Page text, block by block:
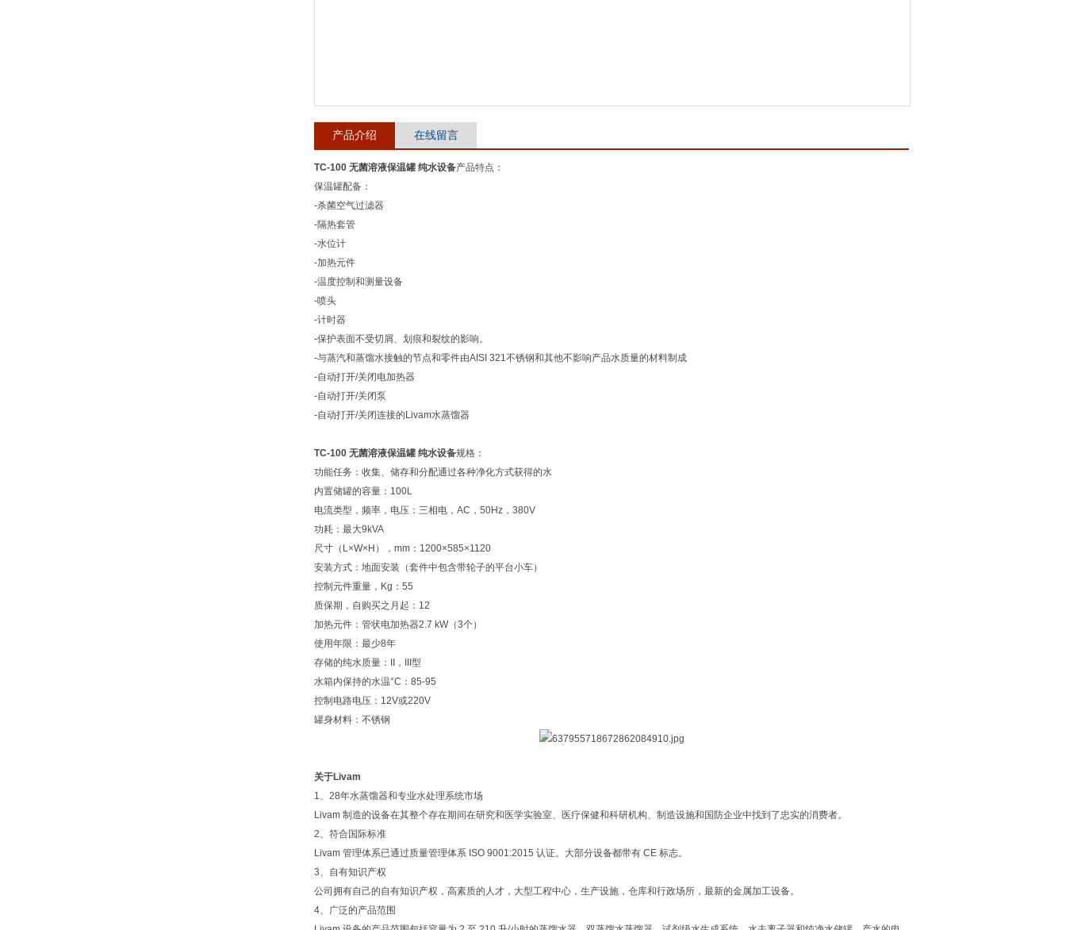
产品介绍 在线留言
TC-100 无菌溶液保温罐 纯水设备产品特点：
保温罐配备：
-杀菌空气过滤器
-隔热套管
-水位计
-加热元件
-温度控制和测量设备
-喷头
-计时器
-保护表面不受切屑、划痕和裂纹的影响。
-与蒸汽和蒸馏水接触的节点和零件由AISI 321不锈钢和其他不影响产品水质量的材料制成
-自动打开/关闭电加热器
-自动打开/关闭泵
-自动打开/关闭连接的Livam水蒸馏器
TC-100 无菌溶液保温罐 纯水设备规格：
功能任务：收集、储存和分配通过各种净化方式获得的水
内置储罐的容量：100L
电流类型，频率，电压：三相电，AC，50Hz，380V
功耗：最大9kVA
尺寸（L×W×H），mm：1200×585×1120
安装方式：地面安装（套件中包含带轮子的平台小车）
控制元件重量，Kg：55
质保期，自购买之月起：12
加热元件：管状电加热器2.7 kW（3个）
使用年限：最少8年
存储的纯水质量：II，III型
水箱内保持的水温°С：85-95
控制电路电压：12V或220V
罐身材料：不锈钢
关于Livam
1、28年水蒸馏器和专业水处理系统市场
Livam 制造的设备在其整个存在期间在研究和医学实验室、医疗保健和科研机构、制造设施和国防企业中找到了忠实的消费者。
2、符合国际标准
Livam 管理体系已通过质量管理体系 ISO 9001:2015 认证。大部分设备都带有 CE 标志。
3、自有知识产权
公司拥有自己的自有知识产权，高素质的人才，大型工程中心，生产设施，仓库和行政场所，最新的金属加工设备。
4、广泛的产品范围